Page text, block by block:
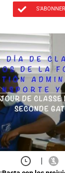
S'ABONNER
|